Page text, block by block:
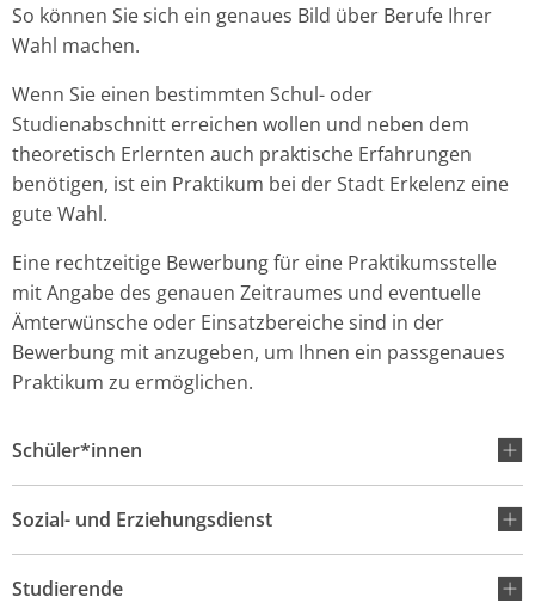
So können Sie sich ein genaues Bild über Berufe Ihrer
Wahl machen.
Wenn Sie einen bestimmten Schul- oder
Studienabschnitt erreichen wollen und neben dem
theoretisch Erlernten auch praktische Erfahrungen
benötigen, ist ein Praktikum bei der Stadt Erkelenz eine
gute Wahl.
Eine rechtzeitige Bewerbung für eine Praktikumsstelle
mit Angabe des genauen Zeitraumes und eventuelle
Ämterwünsche oder Einsatzbereiche sind in der
Bewerbung mit anzugeben, um Ihnen ein passgenaues
Praktikum zu ermöglichen.
Schüler*innen
Sozial- und Erziehungsdienst
Studierende